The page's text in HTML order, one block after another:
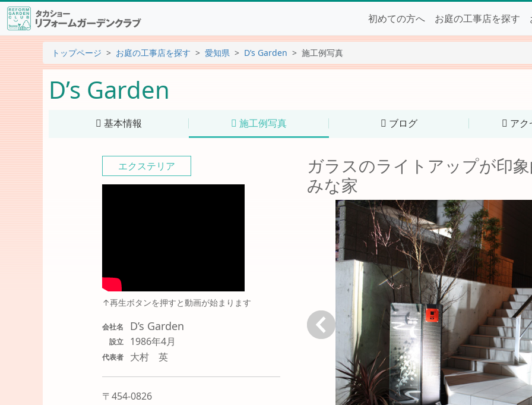
初めての方へ お庭の工事店を探す
トップページ お庭の工事店を探す 愛知県 D’s Garden 施工例写真
D’s Garden
基本情報 施工例写真 ブログ アク
エクステリア
↑再生ボタンを押すと動画が始まります
会社名 D’s Garden
設立 1986年4月
代表者 大村 英
〒454-0826
ガラスのライトアップが印
みな家